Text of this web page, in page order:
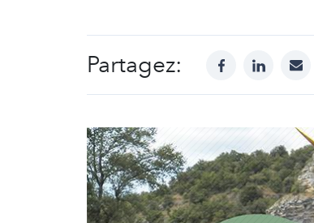
Partagez: facebooklinkedinmail